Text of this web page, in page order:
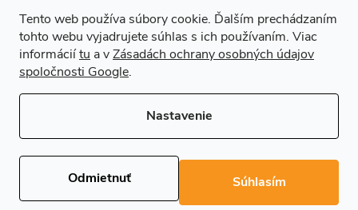
Tento web používa súbory cookie. Ďalším prechádzaním
tohto webu vyjadrujete súhlas s ich používaním. Viac
informáciítu a vZásadách ochrany osobných údajov
spoločnosti Google.
Nastavenie
Odmietnuť Súhlasím
Prijímame online platby
Copyright 2026REGALS.sk. Všetky práva vyhradené.Upraviť nastavenie
cookies